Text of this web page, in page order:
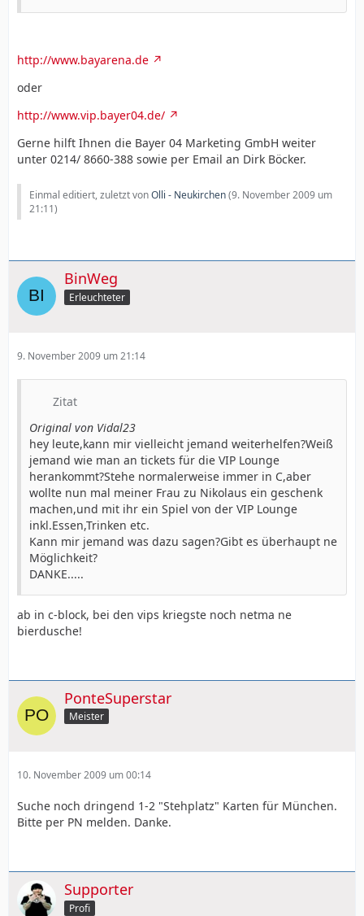
http://www.bayarena.de
oder
http://www.vip.bayer04.de/
Gerne hilft Ihnen die Bayer 04 Marketing GmbH weiter
unter 0214/ 8660-388 sowie per Email an Dirk Böcker.
Einmal editiert, zuletzt vonOlli - Neukirchen(9. November 2009 um
21:11)
BinWeg
Erleuchteter
9. November 2009 um 21:14
Zitat
Original von Vidal23
hey leute,kann mir vielleicht jemand weiterhelfen?Weiß
jemand wie man an tickets für die VIP Lounge
herankommt?Stehe normalerweise immer in C,aber
wollte nun mal meiner Frau zu Nikolaus ein geschenk
machen,und mit ihr ein Spiel von der VIP Lounge
inkl.Essen,Trinken etc.
Kann mir jemand was dazu sagen?Gibt es überhaupt ne
Möglichkeit?
DANKE.....
ab in c-block, bei den vips kriegste noch netma ne
bierdusche!
PonteSuperstar
Meister
10. November 2009 um 00:14
Suche noch dringend 1-2 "Stehplatz" Karten für München.
Bitte per PN melden. Danke.
Supporter
Profi